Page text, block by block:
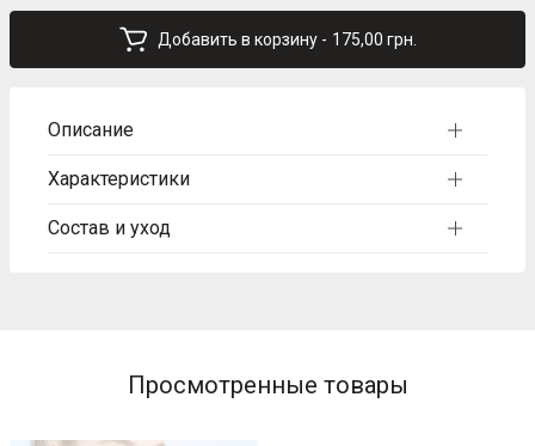
GREEN ASH (фисташковый)
MINT (ментоловый)
Добавить в корзину - 175,00 грн.
Описание
Характеристики
Состав и уход
Просмотренные товары